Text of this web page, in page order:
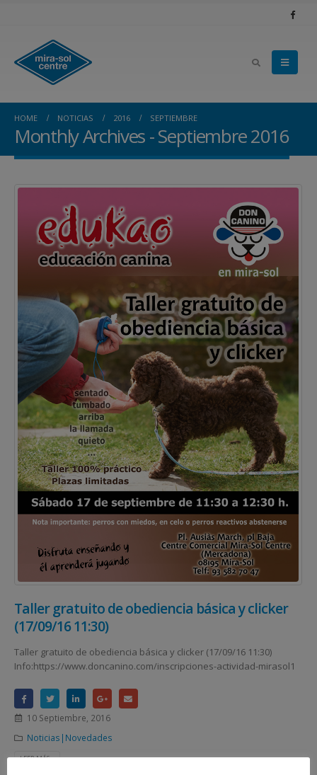
HOME NOTICIAS 2016 SEPTIEMBRE
Monthly Archives - Septiembre 2016
Taller gratuito de obediencia básica y clicker
(17/09/16 11:30)
Taller gratuito de obediencia básica y clicker (17/09/16 11:30)
Info:https://www.doncanino.com/inscripciones-actividad-mirasol1
10 Septiembre, 2016
Noticias|Novedades
LEER MÁS...